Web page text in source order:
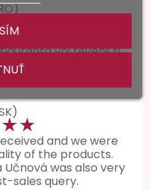
a fost una
voi revenii si
la dv.
and we were
of the products.
Učnová was also very
sales query.